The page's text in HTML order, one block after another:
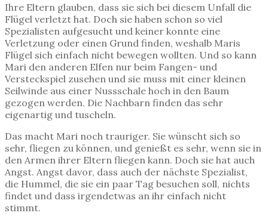
Ihre Eltern glauben, dass sie sich bei diesem Unfall die
Flügel verletzt hat. Doch sie haben schon so viel
Spezialisten aufgesucht und keiner konnte eine
Verletzung oder einen Grund finden, weshalb Maris
Flügel sich einfach nicht bewegen wollten. Und so kann
Mari den anderen Elfen nur beim Fangen- und
Versteckspiel zusehen und sie muss mit einer kleinen
Seilwinde aus einer Nussschale hoch in den Baum
gezogen werden. Die Nachbarn finden das sehr
eigenartig und tuscheln.
Das macht Mari noch trauriger. Sie wünscht sich so
sehr, fliegen zu können, und genießt es sehr, wenn sie in
den Armen ihrer Eltern fliegen kann. Doch sie hat auch
Angst. Angst davor, dass auch der nächste Spezialist,
die Hummel, die sie ein paar Tag besuchen soll, nichts
findet und dass irgendetwas an ihr einfach nicht
stimmt.